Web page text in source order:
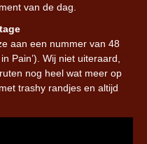
van de dag.
aan een nummer van 48
Pain’). Wij niet uiteraard,
nog heel wat meer op
trashy randjes en altijd